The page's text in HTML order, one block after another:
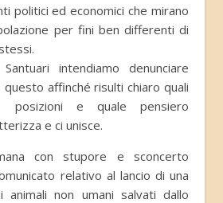
politici ed economici che mirano
per fini ben differenti di
intendiamo denunciare
affinché risulti chiaro quali
posizioni e quale pensiero
e ci unisce.
con stupore e sconcerto
relativo al lancio di una
non umani salvati dallo